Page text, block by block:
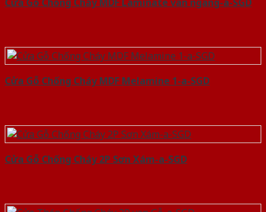
Cửa Gỗ Chống Cháy MDF Melamine 1-a-SGD
Cửa Gỗ Chống Cháy 2P Sơn Xám-a-SGD